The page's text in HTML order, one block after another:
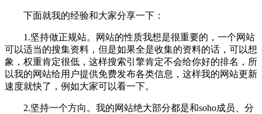
下面就我的经验和大家分享一下：
1.坚持做正规站。网站的性质我想是很重要的，一个网站
可以适当的搜集资料，但是如果全是收集的资料的话，可以想
象，权重肯定很低，这样搜索引擎肯定不会给你好的排名，所
以我的网站给用户提供免费发布各类信息，这样我的网站更新
速度就快了，例如大家可以看一下。
2.坚持一个方向。我的网站绝大部分都是和soho成员、分